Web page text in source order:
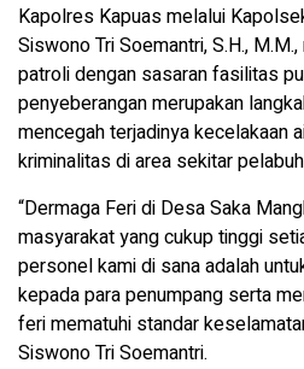
Kapolres Kapuas melalui
Siswono Tri Soemantri, S.H.,
patroli dengan sasaran fasilitas
penyeberangan merupakan
mencegah terjadinya kecelakaan
kriminalitas di area sekitar
“Dermaga Feri di Desa Saka
masyarakat yang cukup tinggi
personel kami di sana adalah
kepada para penumpang serta
feri mematuhi standar
Siswono Tri Soemantri.